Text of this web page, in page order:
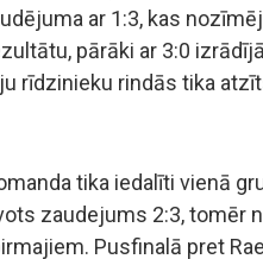
ar 1:3, kas
pārāki ar 3:0
rīdzinieku rindās tika
tika iedalīti vienā
zaudejums 2:3, tomēr
Pusfinalā pret